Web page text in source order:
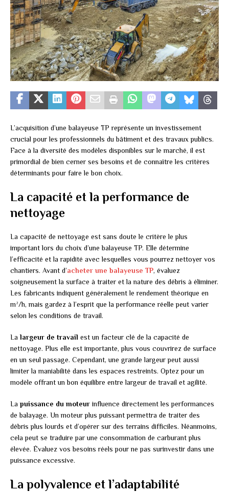
L’acquisition d’une balayeuse TP représente un investissement
crucial pour les professionnels du bâtiment et des travaux publics.
Face à la diversité des modèles disponibles sur le marché, il est
primordial de bien cerner ses besoins et de connaître les critères
déterminants pour faire le bon choix.
La capacité et la performance de
nettoyage
La capacité de nettoyage est sans doute le critère le plus
important lors du choix d’une balayeuse TP. Elle détermine
l’efficacité et la rapidité avec lesquelles vous pourrez nettoyer vos
chantiers. Avant d’acheter une balayeuse TP, évaluez
soigneusement la surface à traiter et la nature des débris à éliminer.
Les fabricants indiquent généralement le rendement théorique en
m²/h, mais gardez à l’esprit que la performance réelle peut varier
selon les conditions de travail.
La largeur de travail est un facteur clé de la capacité de
nettoyage. Plus elle est importante, plus vous couvrirez de surface
en un seul passage. Cependant, une grande largeur peut aussi
limiter la maniabilité dans les espaces restreints. Optez pour un
modèle offrant un bon équilibre entre largeur de travail et agilité.
La puissance du moteur influence directement les performances
de balayage. Un moteur plus puissant permettra de traiter des
débris plus lourds et d’opérer sur des terrains difficiles. Néanmoins,
cela peut se traduire par une consommation de carburant plus
élevée. Évaluez vos besoins réels pour ne pas surinvestir dans une
puissance excessive.
La polyvalence et l’adaptabilité